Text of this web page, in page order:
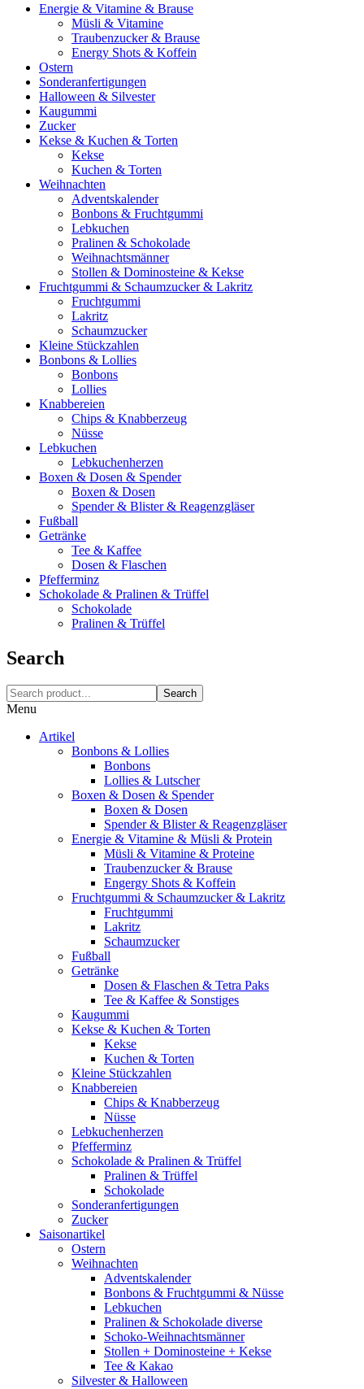
Energie & Vitamine & Brause
Müsli & Vitamine
Traubenzucker & Brause
Energy Shots & Koffein
Ostern
Sonderanfertigungen
Halloween & Silvester
Kaugummi
Zucker
Kekse & Kuchen & Torten
Kekse
Kuchen & Torten
Weihnachten
Adventskalender
Bonbons & Fruchtgummi
Lebkuchen
Pralinen & Schokolade
Weihnachtsmänner
Stollen & Dominosteine & Kekse
Fruchtgummi & Schaumzucker & Lakritz
Fruchtgummi
Lakritz
Schaumzucker
Kleine Stückzahlen
Bonbons & Lollies
Bonbons
Lollies
Knabbereien
Chips & Knabberzeug
Nüsse
Lebkuchen
Lebkuchenherzen
Boxen & Dosen & Spender
Boxen & Dosen
Spender & Blister & Reagenzgläser
Fußball
Getränke
Tee & Kaffee
Dosen & Flaschen
Pfefferminz
Schokolade & Pralinen & Trüffel
Schokolade
Pralinen & Trüffel
Search
Search
Menu
Artikel
Bonbons & Lollies
Bonbons
Lollies & Lutscher
Boxen & Dosen & Spender
Boxen & Dosen
Spender & Blister & Reagenzgläser
Energie & Vitamine & Müsli & Protein
Müsli & Vitamine & Proteine
Traubenzucker & Brause
Engergy Shots & Koffein
Fruchtgummi & Schaumzucker & Lakritz
Fruchtgummi
Lakritz
Schaumzucker
Fußball
Getränke
Dosen & Flaschen & Tetra Paks
Tee & Kaffee & Sonstiges
Kaugummi
Kekse & Kuchen & Torten
Kekse
Kuchen & Torten
Kleine Stückzahlen
Knabbereien
Chips & Knabberzeug
Nüsse
Lebkuchenherzen
Pfefferminz
Schokolade & Pralinen & Trüffel
Pralinen & Trüffel
Schokolade
Sonderanfertigungen
Zucker
Saisonartikel
Ostern
Weihnachten
Adventskalender
Bonbons & Fruchtgummi & Nüsse
Lebkuchen
Pralinen & Schokolade diverse
Schoko-Weihnachtsmänner
Stollen + Dominosteine + Kekse
Tee & Kakao
Silvester & Halloween